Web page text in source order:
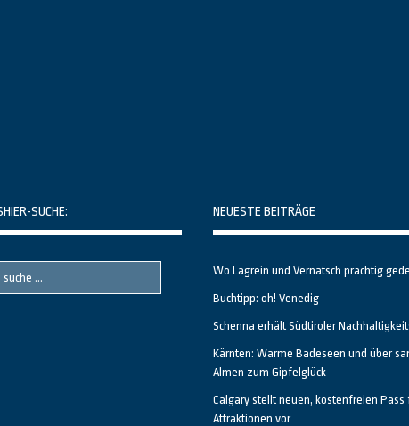
SUCHE: NEUESTE BEITRÄGE
Wo Lagrein und Vernatsch prächtig
Buchtipp: oh! Venedig
Schenna erhält Südtiroler
Kärnten: Warme Badeseen und über
Almen zum Gipfelglück
Calgary stellt neuen, kostenfreien Pass
Attraktionen vor